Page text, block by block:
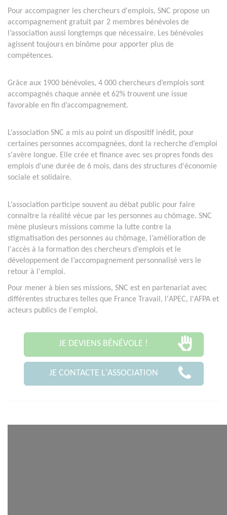
Pour accompagner les chercheurs d'emplois, SNC propose un
accompagnement gratuit par 2 membres bénévoles de
l’association aussi longtemps que nécessaire. Les bénévoles
agissent toujours en binôme pour apporter plus de
compétences.
Grâce aux 1900 bénévoles, 4 000 chercheurs d’emplois sont
accompagnés chaque année et 62% trouvent une issue
favorable en fin d’accompagnement.
L’association SNC a mis au point un dispositif inédit, pour
certaines personnes accompagnées, dont la recherche d’emploi
s'avère longue. Elle crée et finance avec ses propres fonds des
emplois d'une durée de 6 mois, dans des structures d'économie
sociale et solidaire.
L’association participe souvent au débat public pour faire
connaître la réalité vécue par les personnes au chômage. SNC
mène plusieurs missions comme la lutte contre la
stigmatisation des personnes au chômage, l’amélioration de
l'accès à la formation des chercheurs d’emplois et le
développement de l’accompagnement personnalisé vers le
retour à l'emploi.
Pour mener à bien ses missions, SNC est en partenariat avec
différentes structures telles que France Travail, l'APEC, l'AFPA et
acteurs publics de l'emploi.
JE DEVIENS BÉNÉVOLE !
JE CONTACTE L'ASSOCIATION